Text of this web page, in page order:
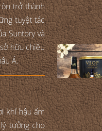
trở thành
tuyệt tác
Suntory và
hữu chiều
Á.
khí hậu ẩm
tưởng cho